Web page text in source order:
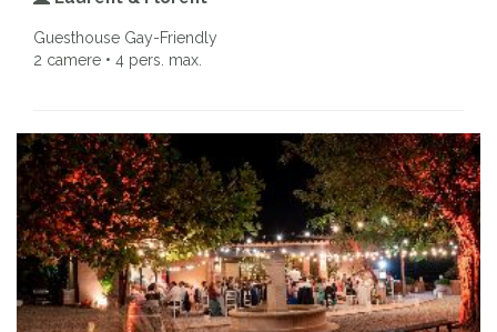
Guesthouse Gay-Friendly
2 camere • 4 pers. max.